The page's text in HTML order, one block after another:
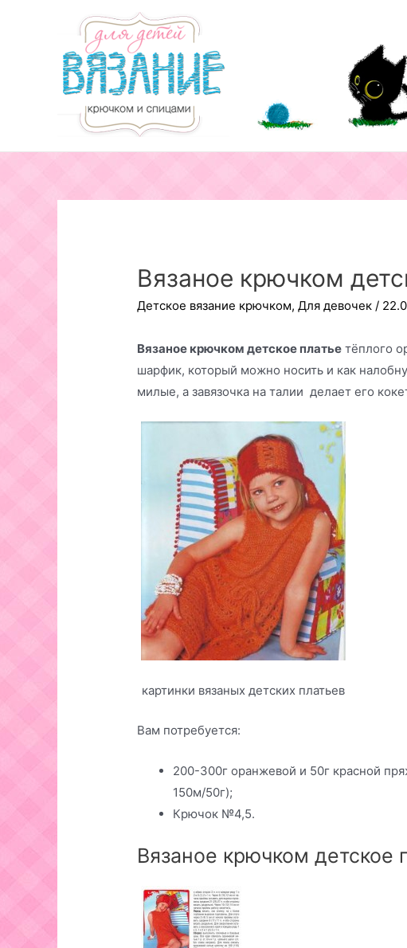
содержимому
Вязаное крючком
Детское вязание крючком,Для девочек /
Вязаное крючком детское платье тёплого
шарфик, который можно носить и как
милые, а завязочка на талии делает его
картинки вязаных детских платьев
Вам потребуется:
200-300г оранжевой и 50г красной
150м/50г);
Крючок №4,5.
Вязаное крючком детское